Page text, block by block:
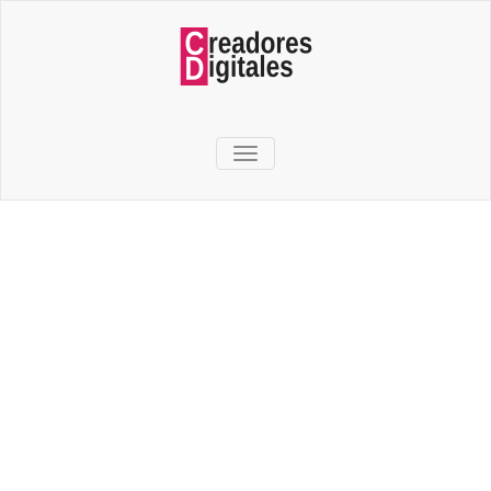
TOGGLE NAVIGATION